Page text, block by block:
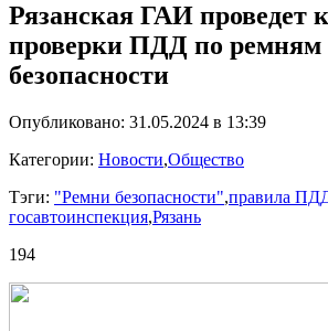
Рязанская ГАИ проведет
проверки ПДД по ремням
безопасности
Опубликовано: 31.05.2024 в 13:39
Категории: Новости,Общество
Тэги: "Ремни безопасности",правила
госавтоинспекция,Рязань
194